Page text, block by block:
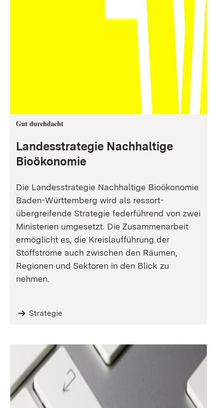
Gut durchdacht
Landesstrategie Nachhaltige
Bioökonomie
Die Landesstrategie Nachhaltige Bioökonomie
Baden-Württemberg wird als ressort-
übergreifende Strategie federführend von zwei
Ministerien umgesetzt. Die Zusammenarbeit
ermöglicht es, die Kreislaufführung der
Stoffströme auch zwischen den Räumen,
Regionen und Sektoren in den Blick zu
nehmen.
Strategie